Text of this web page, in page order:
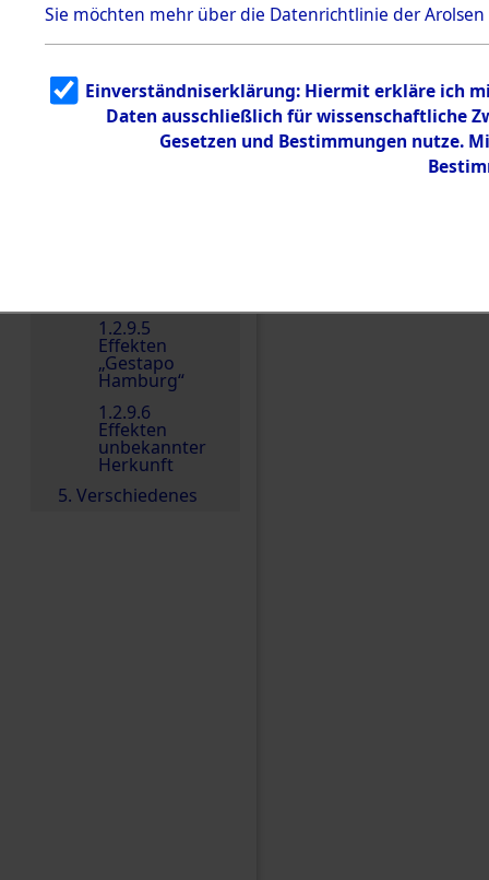
Bayerisches
1.2.9.3
Effekten aus
dem KZ
Neuengamm
1.2.9.5
Effekten
„Gestapo
Hamburg“
1.2.9.6
Effekten
unbekannter
Herkunft
5. Verschiedenes
Einen Kommentar
Sie möchten mehr über die Datenrichtlinie der Arolsen
Einverständniserklärung: Hiermit erkläre ich
Daten ausschließlich für wissenschaftliche
Gesetzen und Bestimmungen nutze.